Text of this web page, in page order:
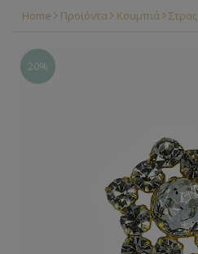
Home Προϊόντα Κουμπιά Στρας
20%